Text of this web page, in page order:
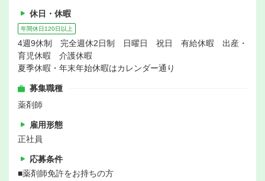
休日・休暇
年間休日120日以上
4週9休制 完全週休2日制 日曜日 祝日 有給休暇 出産・
育児休暇 介護休暇
夏季休暇・年末年始休暇はカレンダー通り
募集職種
薬剤師
雇用形態
正社員
応募条件
■薬剤師免許をお持ちの方